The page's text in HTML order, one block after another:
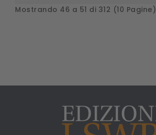
Mostrando 46 a 51 di 312 (10 Pagine)